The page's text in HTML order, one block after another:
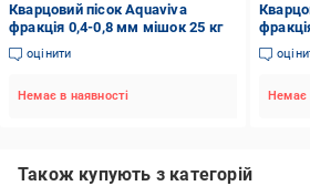
Кварцовий пісок Aquaviva
фракція 0,4-0,8 мм мішок 25 кг
оцінити
Немає в наявності Немає
Також купують з категорій